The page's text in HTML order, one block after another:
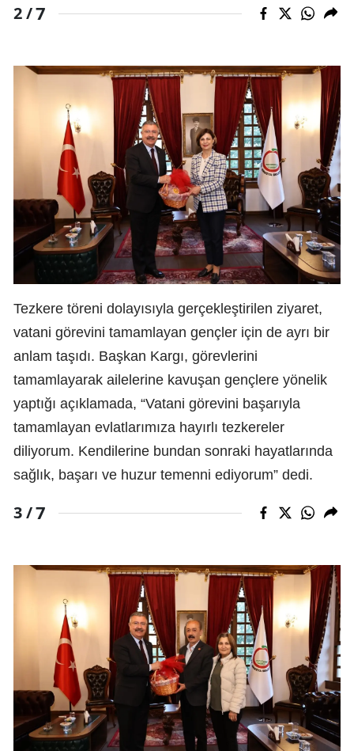
2 /7
Tezkere töreni dolayısıyla gerçekleştirilen ziyaret,
vatani görevini tamamlayan gençler için de ayrı bir
anlam taşıdı. Başkan Kargı, görevlerini
tamamlayarak ailelerine kavuşan gençlere yönelik
yaptığı açıklamada, “Vatani görevini başarıyla
tamamlayan evlatlarımıza hayırlı tezkereler
diliyorum. Kendilerine bundan sonraki hayatlarında
sağlık, başarı ve huzur temenni ediyorum” dedi.
3 /7